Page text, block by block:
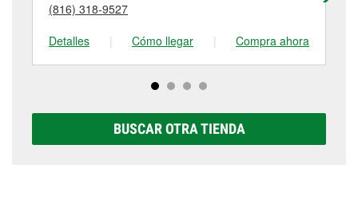
tienda #116 para obtener más información.
(816) 318-9527
Detalles
| Cómo llegar | Compra ahora
BUSCAR OTRA TIENDA